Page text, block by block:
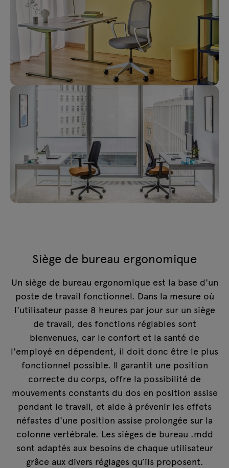
Siège de bureau ergonomique
Un siège de bureau ergonomique est la base d'un
poste de travail fonctionnel. Dans la mesure où
l'utilisateur passe 8 heures par jour sur un siège
de travail, des fonctions réglables sont
bienvenues, car le confort et la santé de
l'employé en dépendent, il doit donc être le plus
fonctionnel possible. Il garantit une position
correcte du corps, offre la possibilité de
mouvements constants du dos en position assise
pendant le travail, et aide à prévenir les effets
néfastes d'une position assise prolongée sur la
colonne vertébrale. Les sièges de bureau .mdd
sont adaptés aux besoins de chaque utilisateur
grâce aux divers réglages qu’ils proposent.